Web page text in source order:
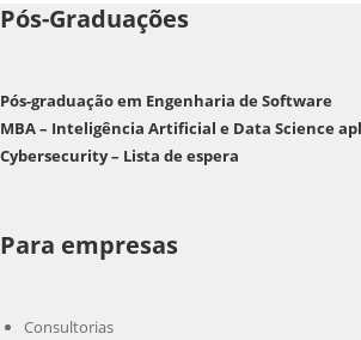
Pós-Graduações
Pós-graduação em Engenharia de Software
MBA – Inteligência Artificial e Data Science
Cybersecurity – Lista de espera
Para empresas
Consultorias